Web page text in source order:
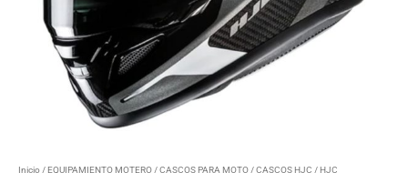
Inicio /EQUIPAMIENTO MOTERO /CASCOS PARA MOTO /CASCOS HJC /HJC